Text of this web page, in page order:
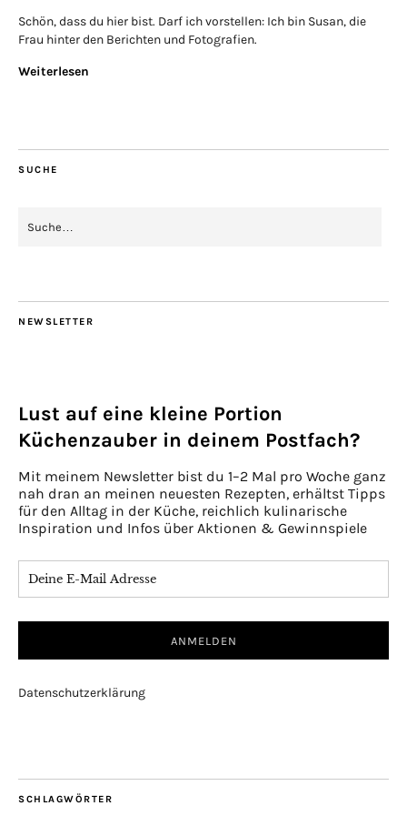
Schön, dass du hier bist. Darf ich vorstellen: Ich bin Susan, die
Frau hinter den Berichten und Fotografien.
Weiterlesen
SUCHE
NEWSLETTER
Lust auf eine kleine Portion
Küchenzauber in deinem Postfach?
Mit meinem Newsletter bist du 1–2 Mal pro Woche ganz
nah dran an meinen neuesten Rezepten, erhältst Tipps
für den Alltag in der Küche, reichlich kulinarische
Inspiration und Infos über Aktionen & Gewinnspiele
Datenschutzerklärung
SCHLAGWÖRTER